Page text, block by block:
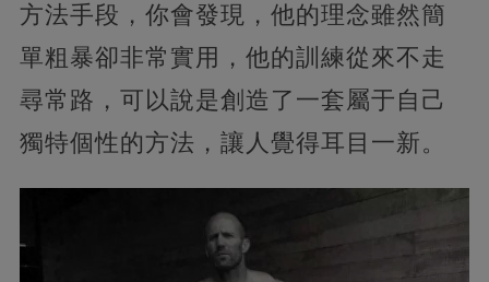
方法手段，你會發現，他的理念雖然簡
單粗暴卻非常實用，他的訓練從來不走
尋常路，可以說是創造了一套屬于自己
獨特個性的方法，讓人覺得耳目一新。